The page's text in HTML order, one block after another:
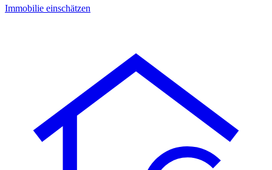
Immobilie einschätzen